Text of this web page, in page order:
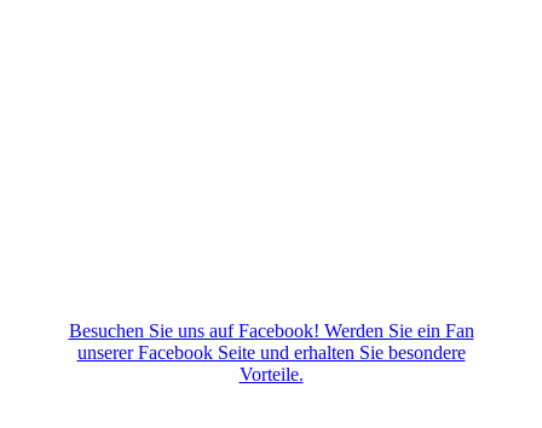
Besuchen Sie uns auf Facebook! Werden Sie ein Fan
unserer Facebook Seite und erhalten Sie besondere
Vorteile.